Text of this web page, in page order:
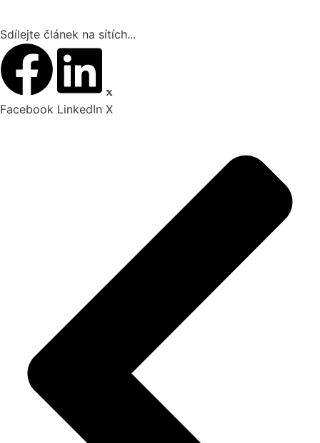
Sdílejte článek na sítích...
Facebook LinkedIn X